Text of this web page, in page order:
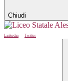
Chiudi
Linkedin
Twitter